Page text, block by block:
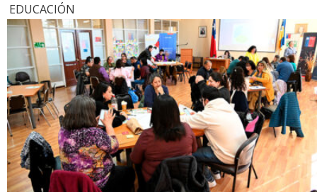
EDUCACIÓN